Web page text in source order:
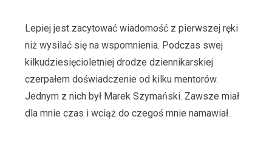
Lepiej jest zacytować wiadomość z pierwszej ręki
niż wysilać się na wspomnienia. Podczas swej
kilkudziesięcioletniej drodze dziennikarskiej
czerpałem doświadczenie od kilku mentorów.
Jednym z nich był Marek Szymański. Zawsze miał
dla mnie czas i wciąż do czegoś mnie namawiał.